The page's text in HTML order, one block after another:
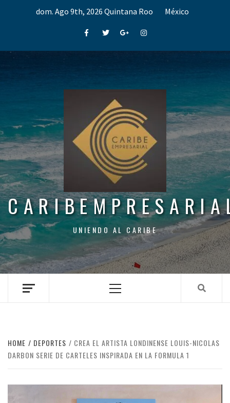
dom. Ago 9th, 2026 Quintana Roo México
FacebookTwitterGoogle+Instagram
UNIENDO AL CARIBE
Menu
HOME DEPORTES
CREA EL ARTISTA LONDINENSE LOUIS-NICOLAS
DARBON SERIE DE CARTELES INSPIRADA EN LA FORMULA 1